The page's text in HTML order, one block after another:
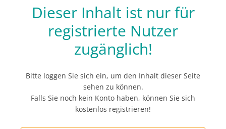
Dieser Inhalt ist nur für
registrierte Nutzer
zugänglich!
Bitte loggen Sie sich ein, um den Inhalt dieser Seite
sehen zu können.
Falls Sie noch kein Konto haben, können Sie sich
kostenlos registrieren!